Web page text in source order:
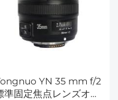
YN 35 mm f/2
準固定焦点レンズオー